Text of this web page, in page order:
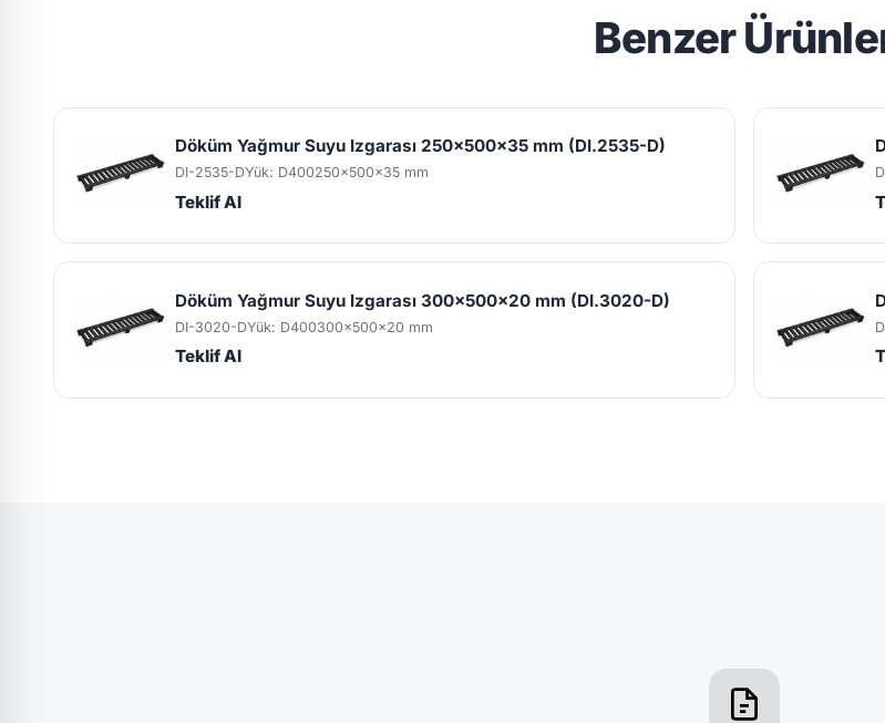
Benzer
Döküm Yağmur Suyu Izgarası 250x500x35 mm (DI.2535-D)
DI-2535-DYük: D400250x500x35 mm
Teklif Al
Döküm Yağmur Suyu Izgarası 300x500x20 mm (DI.3020-D)
DI-3020-DYük: D400300x500x20 mm
Teklif Al